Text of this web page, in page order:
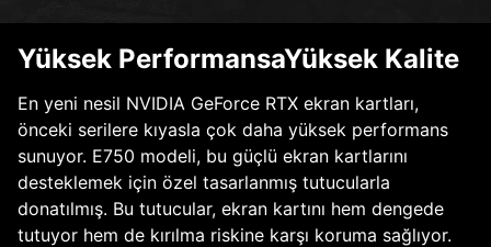
Yüksek PerformansaYüksek Kalite
En yeni nesil NVIDIA GeForce RTX ekran kartları,
önceki serilere kıyasla çok daha yüksek performans
sunuyor. E750 modeli, bu güçlü ekran kartlarını
desteklemek için özel tasarlanmış tutucularla
donatılmış. Bu tutucular, ekran kartını hem dengede
tutuyor hem de kırılma riskine karşı koruma sağlıyor.